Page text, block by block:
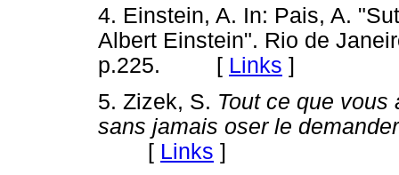
4. Einstein, A. In: Pais, A.
Albert Einstein". Rio de
p.225. [ Links ]
5. Zizek, S. Tout ce que
sans jamais oser le
[ Links ]